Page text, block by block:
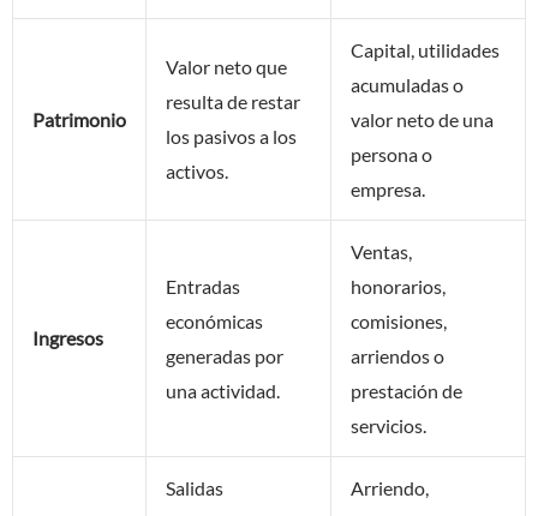
Patrimonio
Valor neto que
resulta de restar
los pasivos a los
activos.
Capital, utilidades
acumuladas o
valor neto de una
persona o
empresa.
Ingresos
Entradas
económicas
generadas por
una actividad.
Ventas,
honorarios,
comisiones,
arriendos o
prestación de
servicios.
Salidas
Arriendo,